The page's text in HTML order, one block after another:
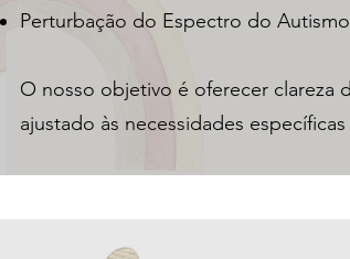
Perturbação do Espectro do Autismo
O nosso objetivo é oferecer clareza
ajustado às necessidades